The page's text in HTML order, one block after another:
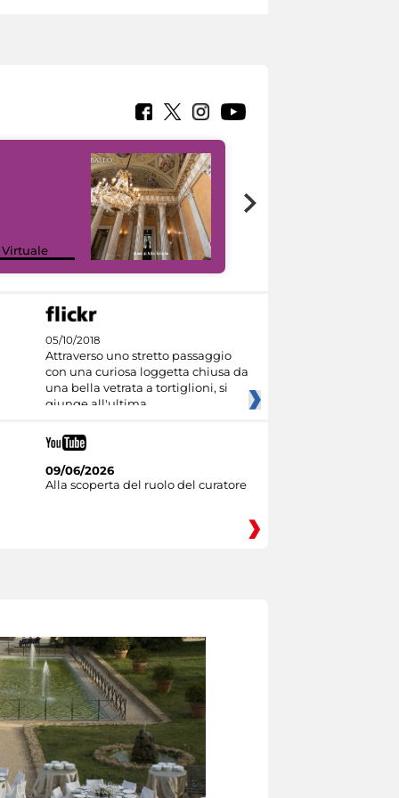
Virtuale
05/10/2018
Attraverso uno stretto passaggio
con una curiosa loggetta chiusa da
una bella vetrata a tortiglioni, si
giunge all'ultima
09/06/2026
Alla scoperta del ruolo del curatore